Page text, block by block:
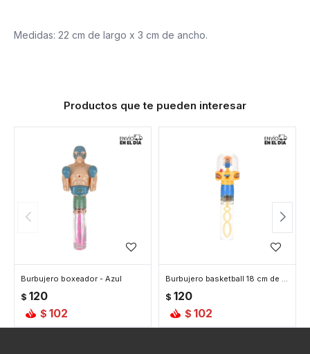
Medidas: 22 cm de largo x 3 cm de ancho.
Productos que te pueden interesar
Burbujero boxeador - Azul
$ 120
$ 102
Burbujero basketball 18 cm de alto - Amarillo
$ 120
$ 102